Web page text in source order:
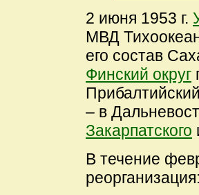
2 июня 1953 г.
МВД
его состав
Финский округ
– в
Закарпатского
В течение